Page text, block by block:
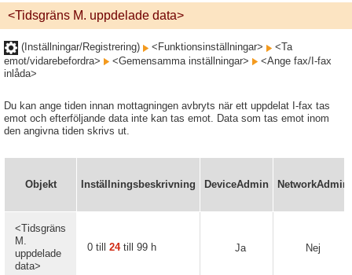
<Tidsgräns M. uppdelade data>
(Inställningar/Registrering) <Funktionsinställningar>
<Ta
emot/vidarebefordra>
<Gemensamma inställningar>
<Ange fax/I-fax
inlåda>
Du kan ange tiden innan mottagningen avbryts när ett uppdelat I-fax tas
emot och efterföljande data inte kan tas emot. Data som tas emot inom
den angivna tiden skrivs ut.
Objekt Inställningsbeskrivning DeviceAdmin NetworkAdmin
<Tidsgräns
M.
uppdelade
data>
0 till 24 till 99 h Ja Nej